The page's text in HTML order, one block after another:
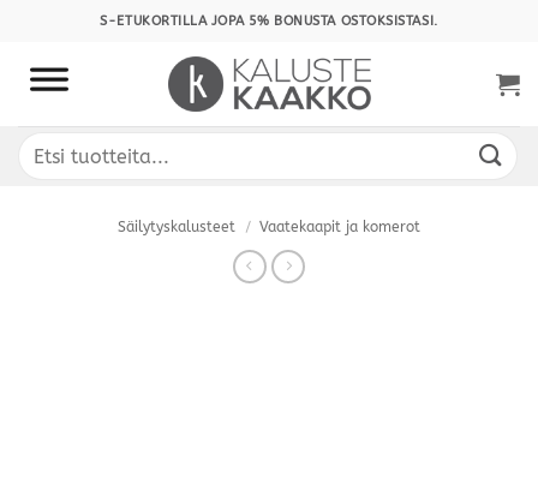
content
S-ETUKORTILLA JOPA 5% BONUSTA OSTOKSISTASI.
Etsi:
Säilytyskalusteet / Vaatekaapit ja komerot